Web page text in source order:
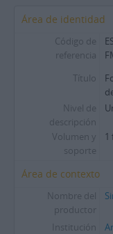
Área de identidad
Código de
referencia
Título
Nivel de
descripción
Volumen y
soporte
1
Área de contexto
Nombre del
productor
Institución